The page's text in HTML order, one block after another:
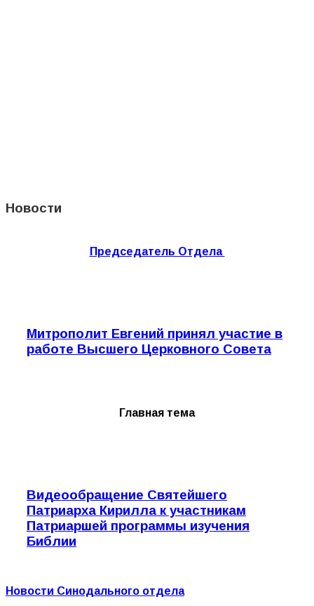
Новости
Председатель Отдела
Митрополит Евгений принял участие в
работе Высшего Церковного Совета
Главная тема
Видеообращение Святейшего
Патриарха Кирилла к участникам
Патриаршей программы изучения
Библии
Новости Синодального отдела